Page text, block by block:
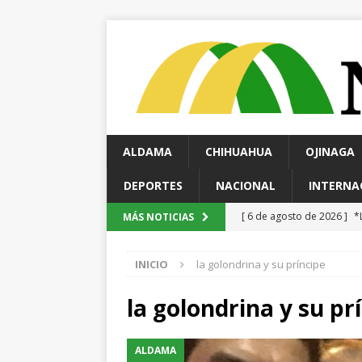
ALDAMA CHIHUAHUA OJINAGA
DEPORTES NACIONAL
MÁS NOTICIAS [ 6 de agosto de 2026 ]
[ 6 de agosto de 2026 ]
carretera Aldama
[ 5 de agosto de 2026 ]
requiere al menos 60
INICIO la golondrina y su príncipe
la golondrina y su
ALDAMA